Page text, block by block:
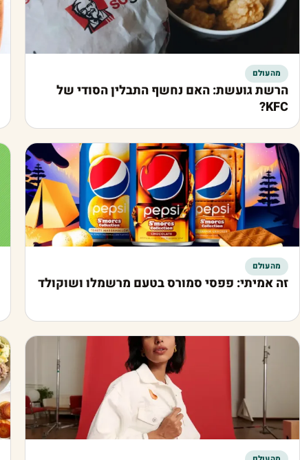
מהעולם
הרשת גועשת: האם נחשף התבלין הסודי של
KFC?
מהעולם
זה אמיתי: פפסי סמורס בטעם מרשמלו ושוקולד